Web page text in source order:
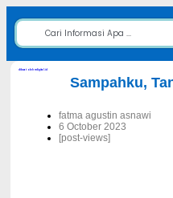
Sampahku,
fatma agustin asnawi
6 October 2023
[post-views]
dibuat oleh rrdigital.id